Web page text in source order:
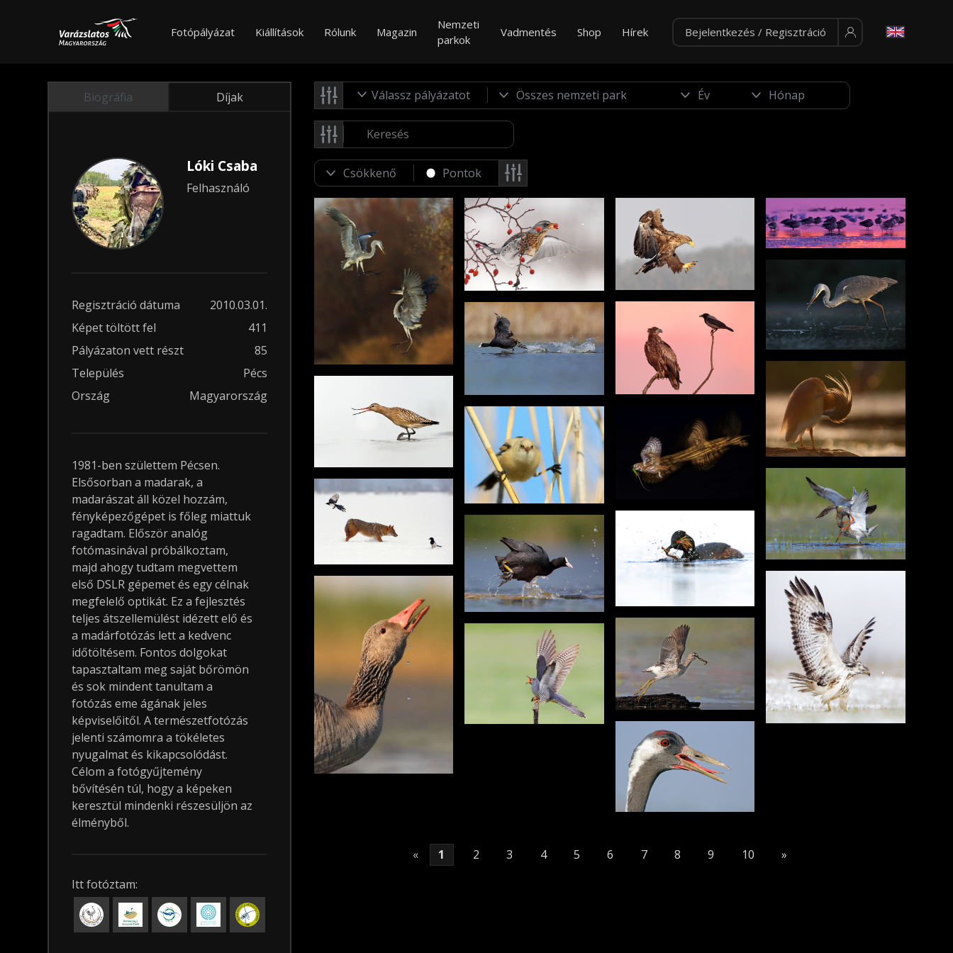
Fotópályázat Kiállítások Rólunk Magazin
Nemzeti
parkok
Vadmentés Shop Hírek Bejelentkezés / Regisztráció
Biográfia Díjak
Lóki Csaba
Felhasználó
Regisztráció dátuma
2010.03.01.
Képet töltött fel
411
Pályázaton vett részt
85
Település
Pécs
Ország
Magyarország
1981-ben születtem Pécsen.
Elsősorban a madarak, a
madarászat áll közel hozzám,
fényképezőgépet is főleg miattuk
ragadtam. Először analóg
fotómasinával próbálkoztam,
majd ahogy tudtam megvettem
első DSLR gépemet és egy célnak
megfelelő optikát. Ez a fejlesztés
teljes átszellemülést idézett elő és
a madárfotózás lett a kedvenc
időtöltésem. Fontos dolgokat
tapasztaltam meg saját bőrömön
és sok mindent tanultam a
fotózás eme ágának jeles
képviselőitől. A természetfotózás
jelenti számomra a tökéletes
nyugalmat és kikapcsolódást.
Célom a fotógyűjtemény
bővítésén túl, hogy a képeken
keresztül mindenki részesüljön az
élményből.
Itt fotóztam:
Válassz pályázatot
Pontok
« 1 2 3 4 5 6 7 8 9 10 »